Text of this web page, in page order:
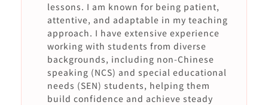
lessons. I am known for being patient,
attentive, and adaptable in my teaching
approach. I have extensive experience
working with students from diverse
backgrounds, including non-Chinese
speaking (NCS) and special educational
needs (SEN) students, helping them
build confidence and achieve steady